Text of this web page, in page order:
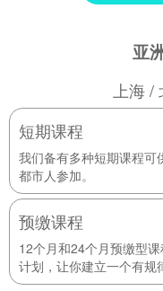
亚
上海
短期课程
我们备有多种短期课程可
都市人参加。
预缴课程
12个月和24个月预缴型
计划，让你建立一个有规